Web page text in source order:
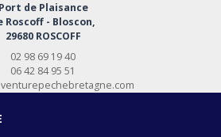
Port de Plaisance
Roscoff - Bloscon,
29680 ROSCOFF
02 98 69 19 40
06 42 84 95 51